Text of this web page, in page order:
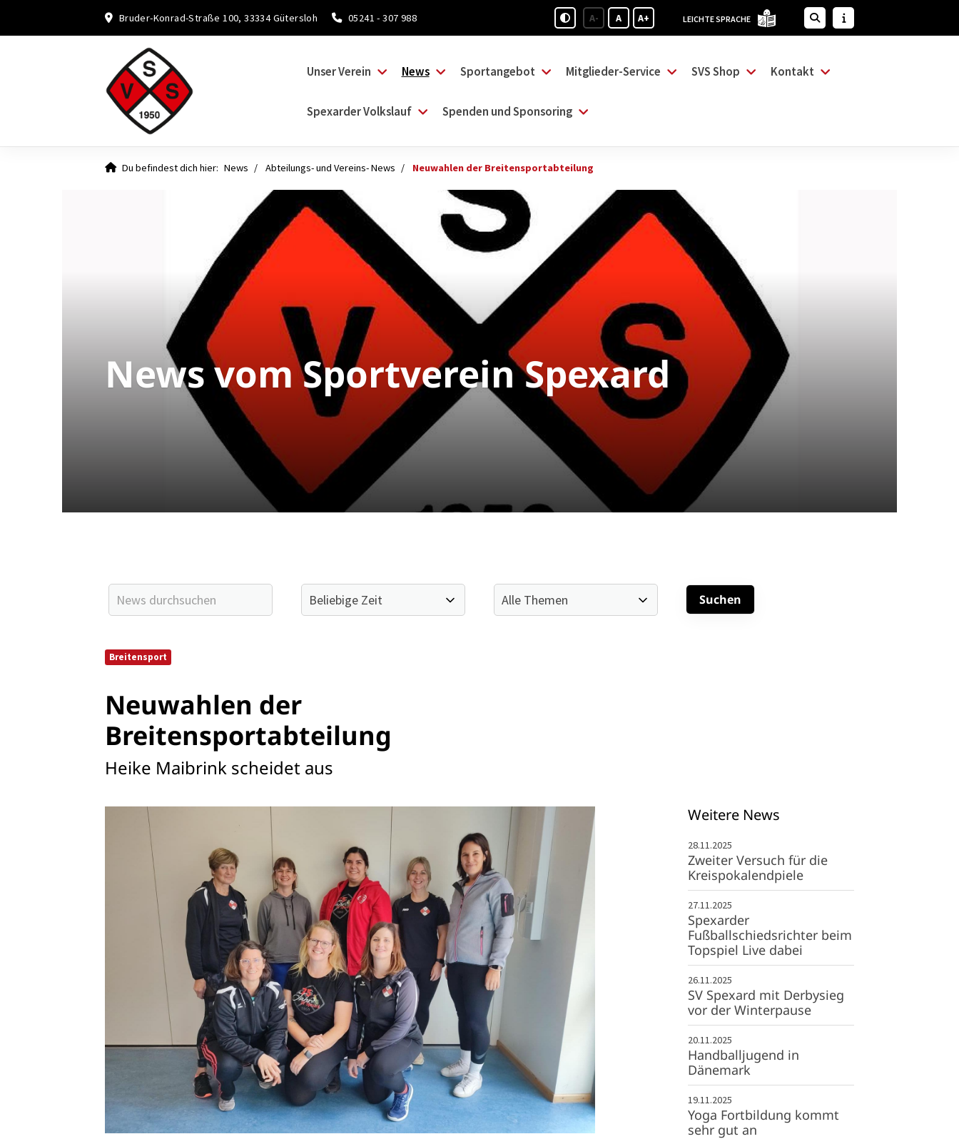
Bruder-Konrad-Straße 100, 33334 Gütersloh 05241 - 307 988 A- A A+ LEICHTE SPRACHE
Unser Verein News Sportangebot Mitglieder-Service SVS Shop Kontakt
Spexarder Volkslauf Spenden und Sponsoring
Du befindest dich hier: News Abteilungs- und Vereins- News Neuwahlen der Breitensportabteilung
News vom Sportverein Spexard
Breitensport
Neuwahlen der
Breitensportabteilung
Heike Maibrink scheidet aus
Weitere News
28.11.2025
Zweiter Versuch für die
Kreispokalendpiele
27.11.2025
Spexarder
Fußballschiedsrichter beim
Topspiel Live dabei
26.11.2025
SV Spexard mit Derbysieg
vor der Winterpause
20.11.2025
Handballjugend in
Dänemark
19.11.2025
Yoga Fortbildung kommt
sehr gut an
Sportangebote finden
Unser Sportangebot
Deutsches Sportabzeichen
Mitglieder-Service
Alles zur Mitgliedschaft
Geschäftsstelle
SV Spexard 1950 e.V.